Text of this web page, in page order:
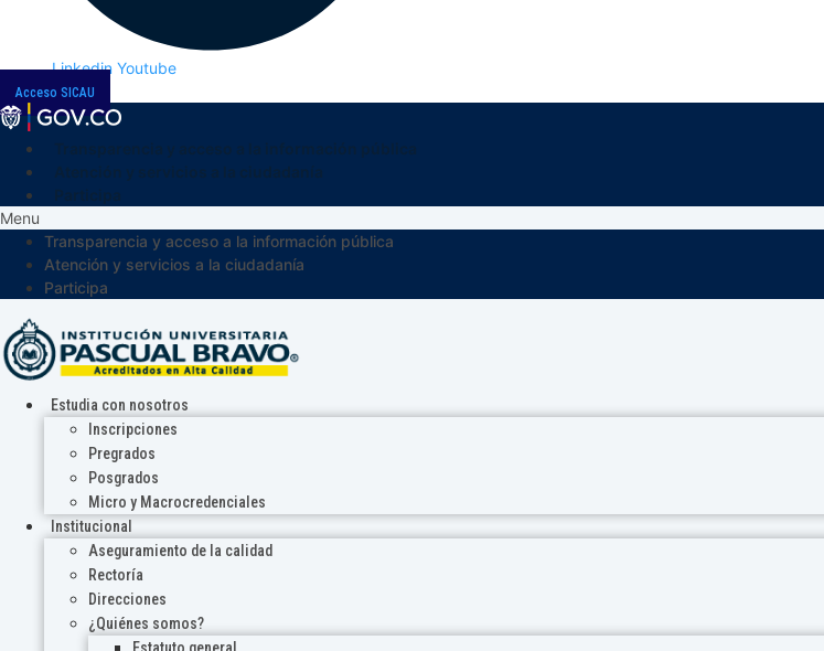
Linkedin Youtube
Acceso SICAU
Menu
Transparencia y acceso a la información pública
Atención y servicios a la ciudadanía
Participa
Estudia con nosotros
Inscripciones
Pregrados
Posgrados
Micro y Macrocredenciales
Institucional
Aseguramiento de la calidad
Rectoría
Direcciones
¿Quiénes somos?
Estatuto general